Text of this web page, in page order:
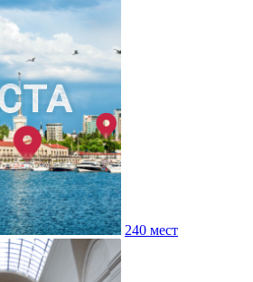
240 мест